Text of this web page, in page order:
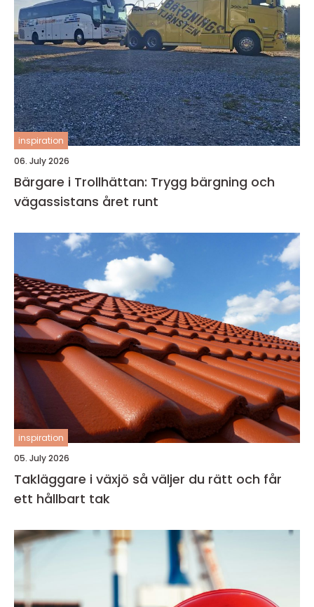
inspiration
06. July 2026
Bärgare i Trollhättan: Trygg bärgning och
vägassistans året runt
inspiration
05. July 2026
Takläggare i växjö så väljer du rätt och får
ett hållbart tak